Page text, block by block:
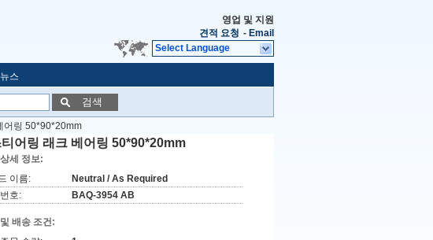
영업 및 지원
견적 요청 - Email
Select Language
뉴스
검색
어링 50*90*20mm
어링 래크 베어링 50*90*20mm
세 정보:
이름:
Neutral / As Required
호:
BAQ-3954 AB
배송 조건: